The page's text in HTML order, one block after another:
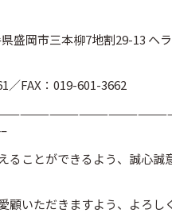
盛岡市三本柳7地割29-13 ヘ
／FAX：019-601-3662
ることができるよう、誠心誠
顧いただきますよう、よろし